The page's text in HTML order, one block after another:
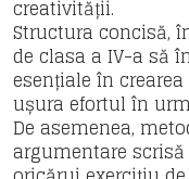
creativității.
Structura concisă,
de clasa a IV-a să
esențiale în
ușura efortul în
De asemenea,
argumentare